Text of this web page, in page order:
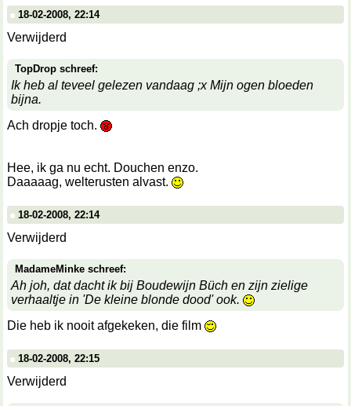
18-02-2008, 22:14
Verwijderd
TopDrop schreef:
Ik heb al teveel gelezen vandaag ;x Mijn ogen bloeden
bijna.
Ach dropje toch.
Hee, ik ga nu echt. Douchen enzo.
Daaaaag, welterusten alvast.
18-02-2008, 22:14
Verwijderd
MadameMinke schreef:
Ah joh, dat dacht ik bij Boudewijn Büch en zijn zielige
verhaaltje in 'De kleine blonde dood' ook.
Die heb ik nooit afgekeken, die film
18-02-2008, 22:15
Verwijderd